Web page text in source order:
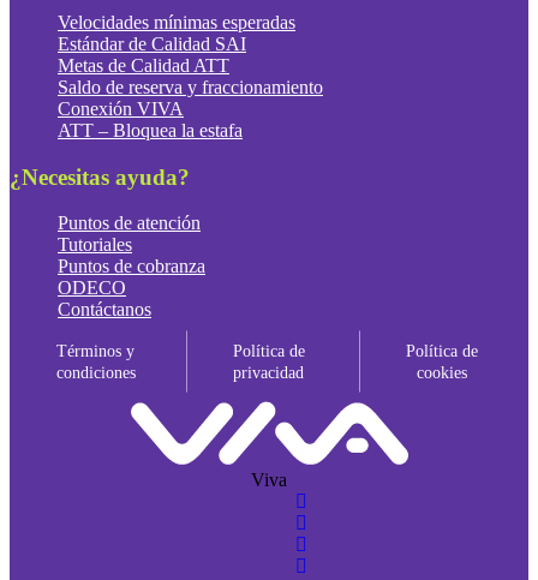
Velocidades mínimas esperadas
Estándar de Calidad SAI
Metas de Calidad ATT
Saldo de reserva y fraccionamiento
Conexión VIVA
ATT – Bloquea la estafa
¿Necesitas ayuda?
Puntos de atención
Tutoriales
Puntos de cobranza
ODECO
Contáctanos
Términos y
condiciones
Política de
privacidad
Política de
cookies
Viva